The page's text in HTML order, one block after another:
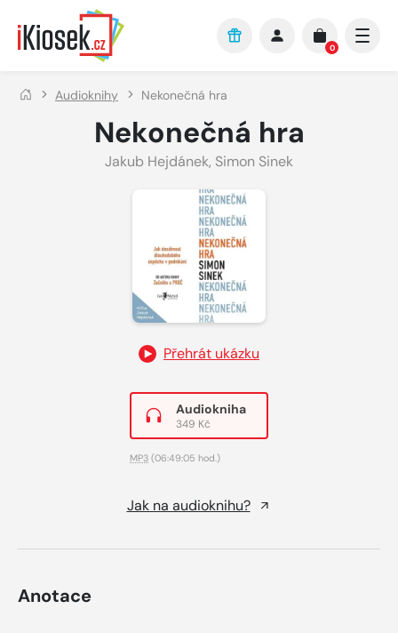
Přejít na hlavní obsah
0
Audioknihy Nekonečná hra
Nekonečná hra
Jakub Hejdánek, Simon Sinek
Přehrát ukázku
Audiokniha
349 Kč
MP3 (06:49:05 hod.)
Jak na audioknihu?
Anotace